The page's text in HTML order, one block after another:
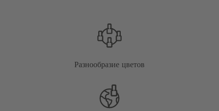
Разнообразие цветов